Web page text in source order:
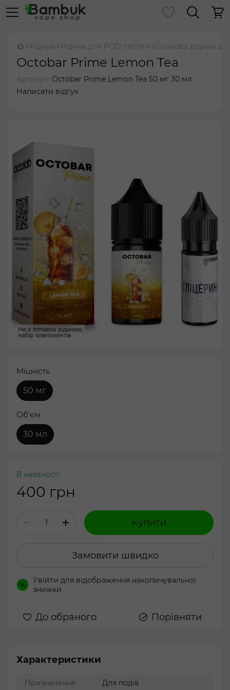
Рідина Рідина для POD-систем Сольова рідина
Octobar Prime Lemon Tea
Артикул: Octobar Prime Lemon Tea 50 мг 30 мл
Написати відгук
Міцність
50 мг
Об'єм
30 мл
В наявності
400 грн
Купити
Замовити швидко
% Увійти для відображення накопичувальної
знижки
До обраного Порівняти
Характеристики
Призначення Для подів